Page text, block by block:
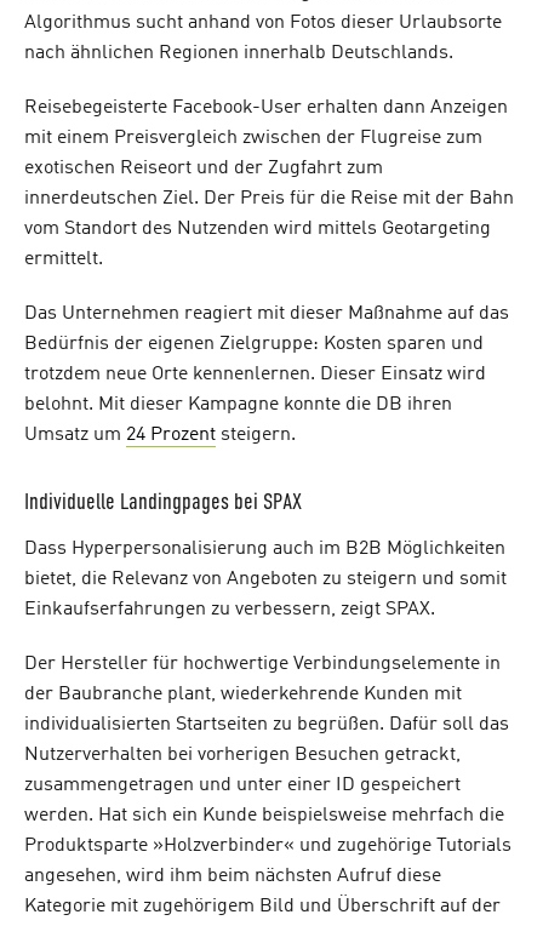
Algorithmus sucht anhand von Fotos dieser Urlaubsorte
nach ähnlichen Regionen innerhalb Deutschlands.
Reisebegeisterte Facebook-User erhalten dann Anzeigen
mit einem Preisvergleich zwischen der Flugreise zum
exotischen Reiseort und der Zugfahrt zum
innerdeutschen Ziel. Der Preis für die Reise mit der Bahn
vom Standort des Nutzenden wird mittels Geotargeting
ermittelt.
Das Unternehmen reagiert mit dieser Maßnahme auf das
Bedürfnis der eigenen Zielgruppe: Kosten sparen und
trotzdem neue Orte kennenlernen. Dieser Einsatz wird
belohnt. Mit dieser Kampagne konnte die DB ihren
Umsatz um 24 Prozent steigern.
Individuelle Landingpages bei SPAX
Dass Hyperpersonalisierung auch im B2B Möglichkeiten
bietet, die Relevanz von Angeboten zu steigern und somit
Einkaufserfahrungen zu verbessern, zeigt SPAX.
Der Hersteller für hochwertige Verbindungselemente in
der Baubranche plant, wiederkehrende Kunden mit
individualisierten Startseiten zu begrüßen. Dafür soll das
Nutzerverhalten bei vorherigen Besuchen getrackt,
zusammengetragen und unter einer ID gespeichert
werden. Hat sich ein Kunde beispielsweise mehrfach die
Produktsparte »Holzverbinder« und zugehörige Tutorials
angesehen, wird ihm beim nächsten Aufruf diese
Kategorie mit zugehörigem Bild und Überschrift auf der